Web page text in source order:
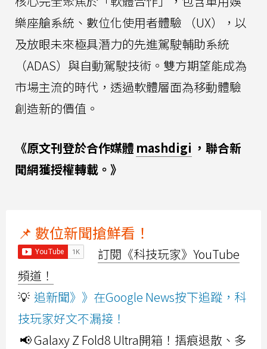
樂座艙系統、數位化使用者體驗 （UX），以
及放眼未來極具潛力的先進駕駛輔助系統
（ADAS）與自動駕駛技術。雙方期望能成為
市場主流的時代，透過軟體層面為移動體驗
創造新的價值。
《原文刊登於合作媒體 mashdigi ，聯合新
聞網獲授權轉載。》
📌 數位新聞搶鮮看！
訂閱《科技玩家》YouTube
頻道！
💡 追新聞》》在Google News按下追蹤，科
技玩家好文不漏接！
📢 Galaxy Z Fold8 Ultra開箱！摺痕退散、多